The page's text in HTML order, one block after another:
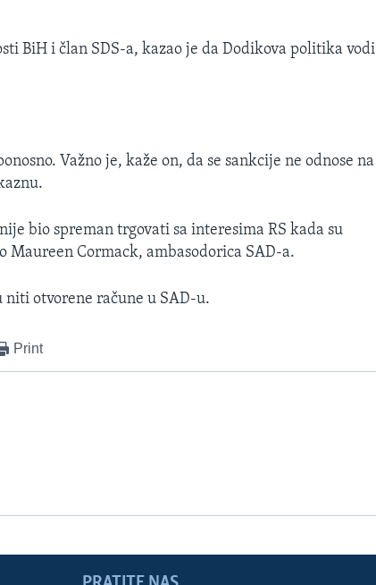
BiH i član SDS-a, kazao je da Dodikova politika vodi
Važno je, kaže on, da se sankcije ne odnose na
bio spreman trgovati sa interesima RS kada su
Maureen Cormack, ambasodorica SAD-a.
otvorene račune u SAD-u.​
Print